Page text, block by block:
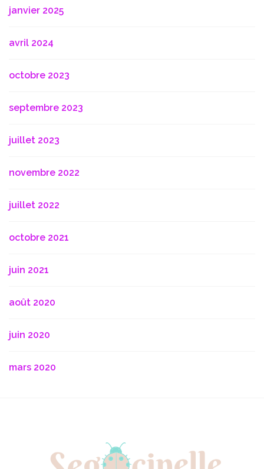
janvier 2025
avril 2024
octobre 2023
septembre 2023
juillet 2023
novembre 2022
juillet 2022
octobre 2021
juin 2021
août 2020
juin 2020
mars 2020